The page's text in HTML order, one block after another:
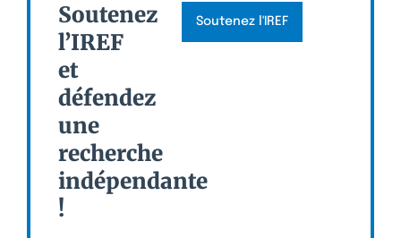
Soutenez
l’IREF
et
défendez
une
recherche
indépendante
!
Soutenez l'IREF